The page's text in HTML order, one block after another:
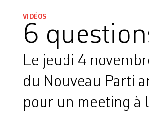
VIDÉOS
6
Le jeudi 4
du Nouveau Parti
pour un meeting à